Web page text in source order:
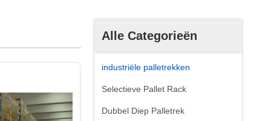
Alle Categorieën
industriële palletrekken
Selectieve Pallet Rack
Dubbel Diep Palletrek